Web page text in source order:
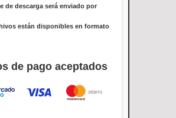
de descarga será enviado por
están disponibles en formato
de pago aceptados